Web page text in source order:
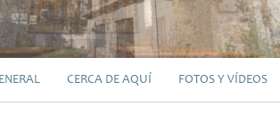
CERCA DE AQUÍ FOTOS Y VÍDEOS